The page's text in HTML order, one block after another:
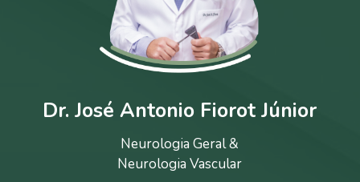
Dr. José Antonio Fiorot Júnior
Neurologia Geral &
Neurologia Vascular